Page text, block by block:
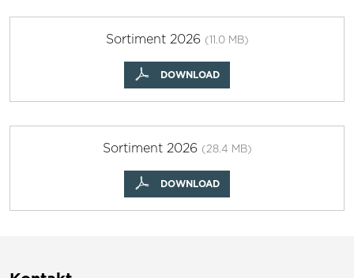
Sortiment 2026 (11.0 MB)
DOWNLOAD
Sortiment 2026 (28.4 MB)
DOWNLOAD